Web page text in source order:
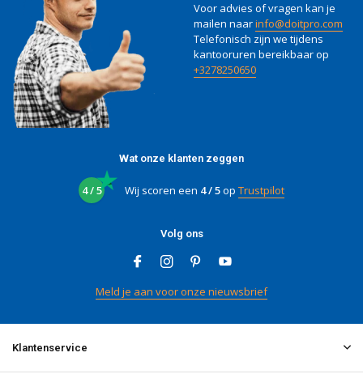
Voor advies of vragen kan je
mailen naarinfo@doitpro.com
Telefonisch zijn we tijdens
kantooruren bereikbaar op
+3278250650
Wat onze klanten zeggen
4 / 5 Wij scoren een 4 / 5op Trustpilot
Volg ons
Meld je aan voor onze nieuwsbrief
Klantenservice